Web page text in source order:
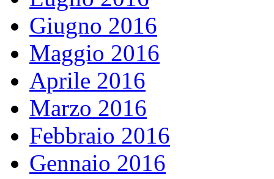
Giugno 2016
Maggio 2016
Aprile 2016
Marzo 2016
Febbraio 2016
Gennaio 2016